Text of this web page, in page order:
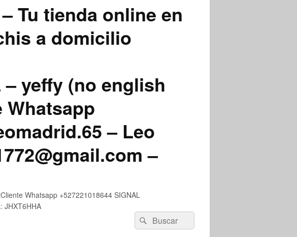
Tu tienda online en
a domicilio
– yeffy (no english
– Leo
–
Whatsapp +527221018644 SIGNAL
JHXT6HHA
Buscar
por:
Buscar